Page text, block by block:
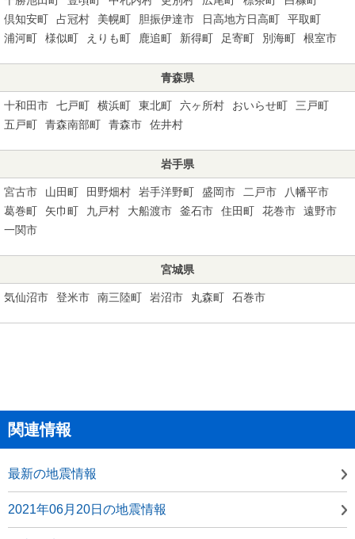
倶知安町
占冠村 美幌町 胆振伊達市 日高地方日高町
平取町
浦河町
様似町 えりも町 鹿追町 新得町 足寄町 別海町 根室市
青森県
十和田市 七戸町 横浜町 東北町 六ヶ所村 おいらせ町
三戸町
五戸町
青森南部町 青森市 佐井村
岩手県
宮古市 山田町 田野畑村 岩手洋野町 盛岡市 二戸市
八幡平市
葛巻町
矢巾町 九戸村 大船渡市 釜石市 住田町 花巻市
遠野市
一関市
宮城県
気仙沼市 登米市 南三陸町 岩沼市 丸森町 石巻市
関連情報
最新の地震情報
2021年06月20日の地震情報